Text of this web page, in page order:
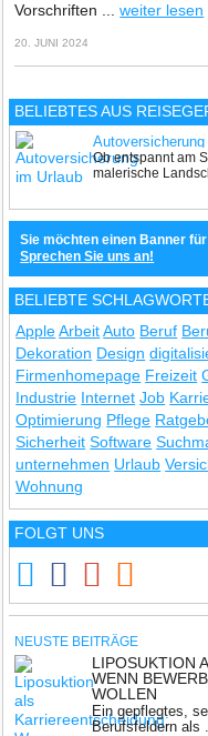
Vorschriften ...weiter lesen
20. JUNI 2024
BELIEBTES AUS
Ob entspannt am
malerische
Sie möchten einen Banner
Sprechen Sie uns an!
BELIEBTE
Apple Arbeit Auto Beruf
Dekoration Design
Firmenhomepage Freizeit
Industrie Internet Job
Optimierung Pflege
Sicherheit Software
unternehmen Urlaub
Wohnung
FOLGT UNS
NEUSTE BEITRÄGE
LIPOSUKTION
WENN
OLLEN
Ein gepflegtes,
Berufsfeldern als